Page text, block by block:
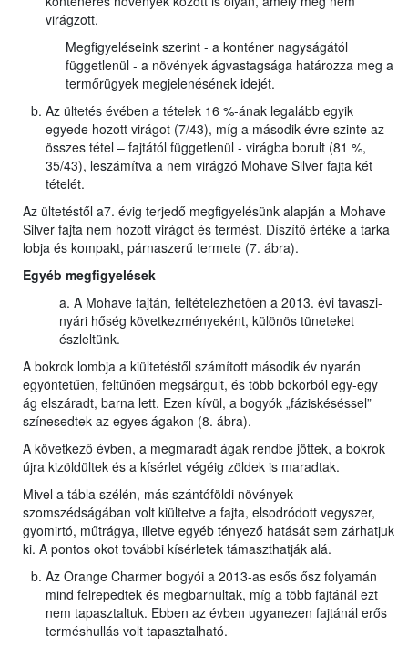
virágzott.
Megfigyeléseink szerint - a konténer nagyságától
függetlenül - a növények ágvastagsága határozza meg a
termőrügyek megjelenésének idejét.
Az ültetés évében a tételek 16 %-ának legalább egyik
egyede hozott virágot (7/43), míg a második évre szinte az
összes tétel – fajtától függetlenül - virágba borult (81 %,
35/43), leszámítva a nem virágzó Mohave Silver fajta két
tételét.
Az ültetéstől a7. évig terjedő megfigyelésünk alapján a Mohave
Silver fajta nem hozott virágot és termést. Díszítő értéke a tarka
lobja és kompakt, párnaszerű termete (7. ábra).
Egyéb megfigyelések
a. A Mohave fajtán, feltételezhetően a 2013. évi tavaszi-
nyári hőség következményeként, különös tüneteket
észleltünk.
A bokrok lombja a kiültetéstől számított második év nyarán
egyöntetűen, feltűnően megsárgult, és több bokorból egy-egy
ág elszáradt, barna lett. Ezen kívül, a bogyók „fáziskéséssel”
színesedtek az egyes ágakon (8. ábra).
A következő évben, a megmaradt ágak rendbe jöttek, a bokrok
újra kizöldültek és a kísérlet végéig zöldek is maradtak.
Mivel a tábla szélén, más szántóföldi növények
szomszédságában volt kiültetve a fajta, elsodródott vegyszer,
gyomirtó, műtrágya, illetve egyéb tényező hatását sem zárhatjuk
ki. A pontos okot további kísérletek támaszthatják alá.
Az Orange Charmer bogyói a 2013-as esős ősz folyamán
mind felrepedtek és megbarnultak, míg a több fajtánál ezt
nem tapasztaltuk. Ebben az évben ugyanezen fajtánál erős
terméshullás volt tapasztalható.